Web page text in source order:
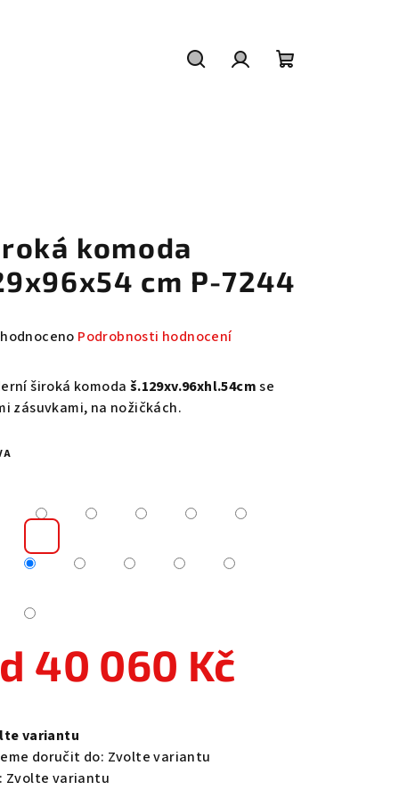
komoda
cm P-7244
Podrobnosti hodnocení
široká komoda š.129xv.96xhl.54cmse
zásuvkami, na nožičkách.
40 060 Kč
variantu
doručit do: Zvolte variantu
Zvolte variantu